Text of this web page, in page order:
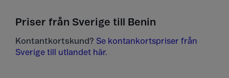
Priser från Sverige till Benin
Kontantkortskund? Se kontankortspriser från
Sverige till utlandet här.